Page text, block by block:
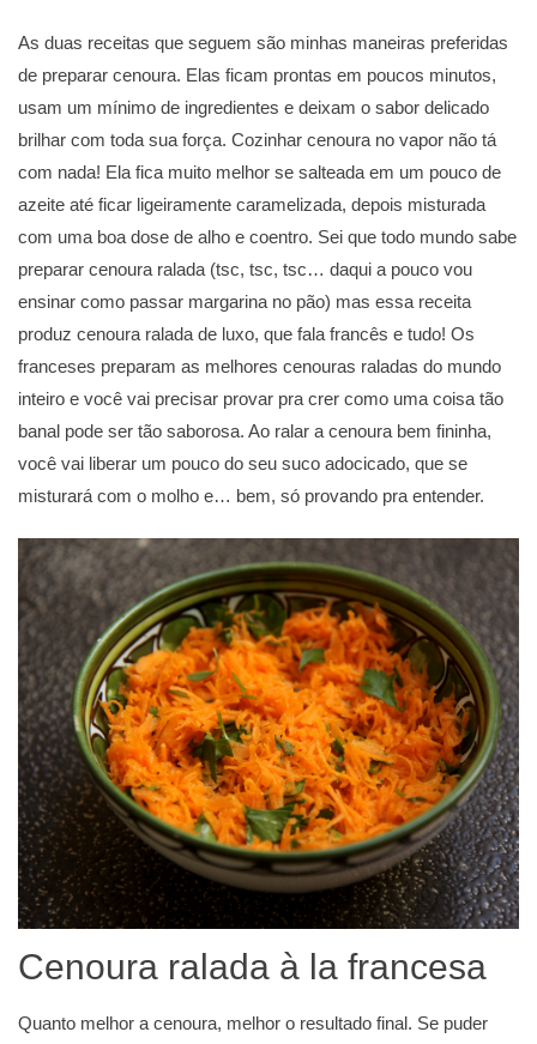
As duas receitas que seguem são minhas maneiras preferidas
de preparar cenoura. Elas ficam prontas em poucos minutos,
usam um mínimo de ingredientes e deixam o sabor delicado
brilhar com toda sua força. Cozinhar cenoura no vapor não tá
com nada! Ela fica muito melhor se salteada em um pouco de
azeite até ficar ligeiramente caramelizada, depois misturada
com uma boa dose de alho e coentro. Sei que todo mundo sabe
preparar cenoura ralada (tsc, tsc, tsc… daqui a pouco vou
ensinar como passar margarina no pão) mas essa receita
produz cenoura ralada de luxo, que fala francês e tudo! Os
franceses preparam as melhores cenouras raladas do mundo
inteiro e você vai precisar provar pra crer como uma coisa tão
banal pode ser tão saborosa. Ao ralar a cenoura bem fininha,
você vai liberar um pouco do seu suco adocicado, que se
misturará com o molho e… bem, só provando pra entender.
Cenoura ralada à la francesa
Quanto melhor a cenoura, melhor o resultado final. Se puder